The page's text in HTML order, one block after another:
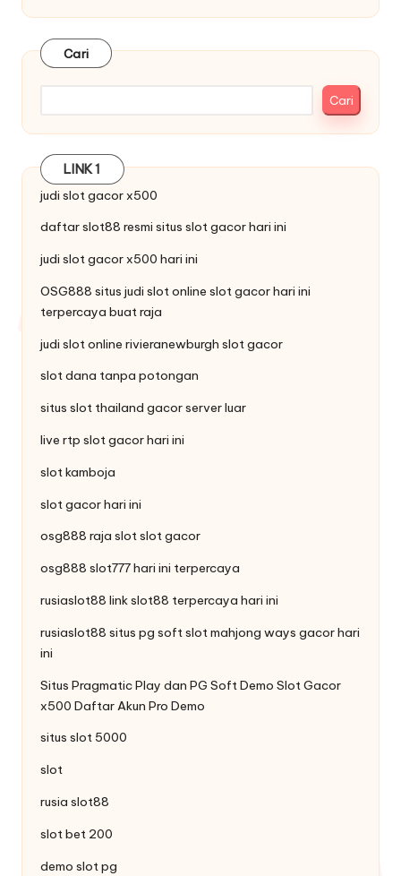
Cari
Cari
LINK 1
judi slot gacorx500
daftarslot88 resmi situs slot gacor hari ini
judi slotgacor x500 hari ini
OSG888 situs judi slot online slot gacorhari ini
terpercaya buat raja
judi slot online rivieranewburgh slot gacor
slot dana tanpa potongan
situs slot thailand gacor server luar
live rtp slotgacor hari ini
slot kamboja
slot gacor hari ini
osg888 raja slotslot gacor
osg888 slot777hari ini terpercaya
rusiaslot88 linkslot88 terpercaya hari ini
rusiaslot88 situs pg softslot mahjong ways gacor hari
ini
Situs Pragmatic Play dan PG SoftDemo SlotGacor
x500 Daftar Akun Pro Demo
situs slot 5000
slot
rusia slot88
slot bet 200
demo slot pg